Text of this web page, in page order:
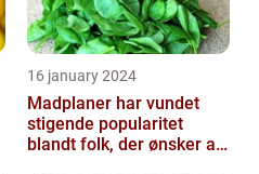
16 january 2024
Madplaner har vundet
stigende popularitet
blandt folk, der ønsker at